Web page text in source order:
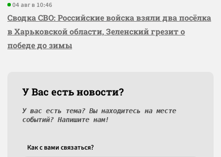
04 авг в 10:46
Сводка СВО: Российские войска взяли два посёлка
в Харьковской области, Зеленский грезит о
победе до зимы
У Вас есть новости?
У вас есть тема? Вы находитесь на месте
событий? Напишите нам!
Как c вами связаться?